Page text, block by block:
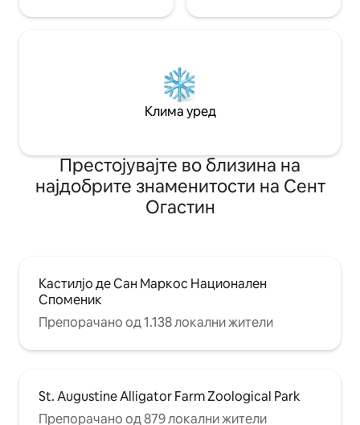
Клима уред
Престојувајте во близина на
најдобрите знаменитости на Сент
Огастин
Кастилјо де Сан Маркос Национален
Споменик
Препорачано од 1.138 локални жители
St. Augustine Alligator Farm Zoological Park
Препорачано од 879 локални жители